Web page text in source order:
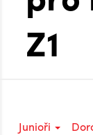
Z1
Junioři